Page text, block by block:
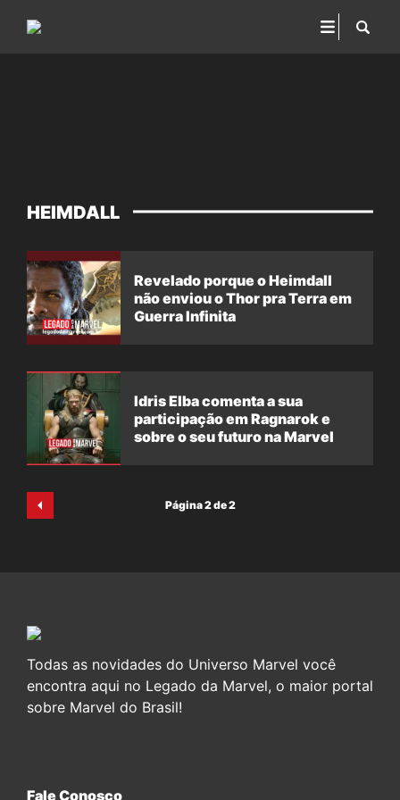
HEIMDALL
Revelado porque o Heimdall
não enviou o Thor pra Terra em
Guerra Infinita
Idris Elba comenta a sua
participação em Ragnarok e
sobre o seu futuro na Marvel
Página 2 de 2
Todas as novidades do Universo Marvel você
encontra aqui no Legado da Marvel, o maior portal
sobre Marvel do Brasil!
Fale Conosco